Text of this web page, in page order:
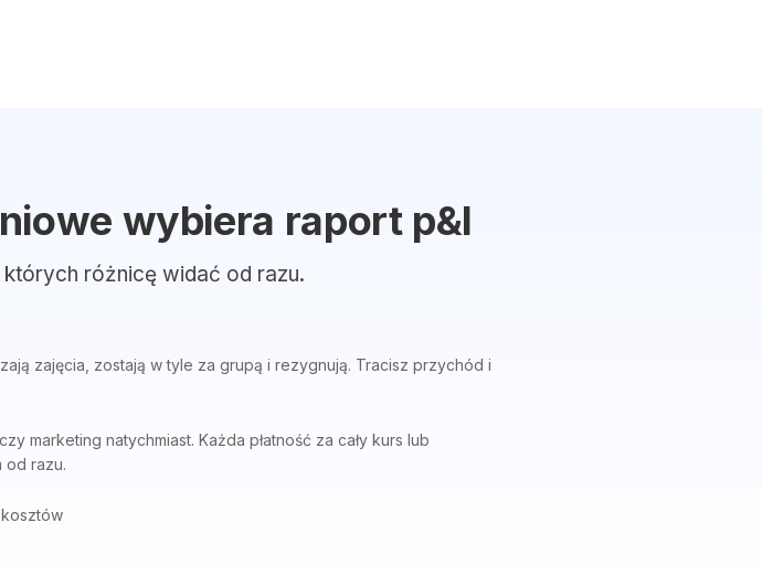
wybiera raport p&l
różnicę widać od razu.
zajęcia, zostają w tyle za grupą i rezygnują. Tracisz przychód i
marketing natychmiast. Każda płatność za cały kurs lub
od razu.